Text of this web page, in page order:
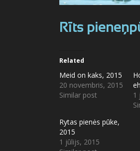
Rīts
Related
Meid on kaks, 2015
20 novembris, 2015
Similar post
1
Rytas pienės pūke,
2015
1 jūlijs, 2015